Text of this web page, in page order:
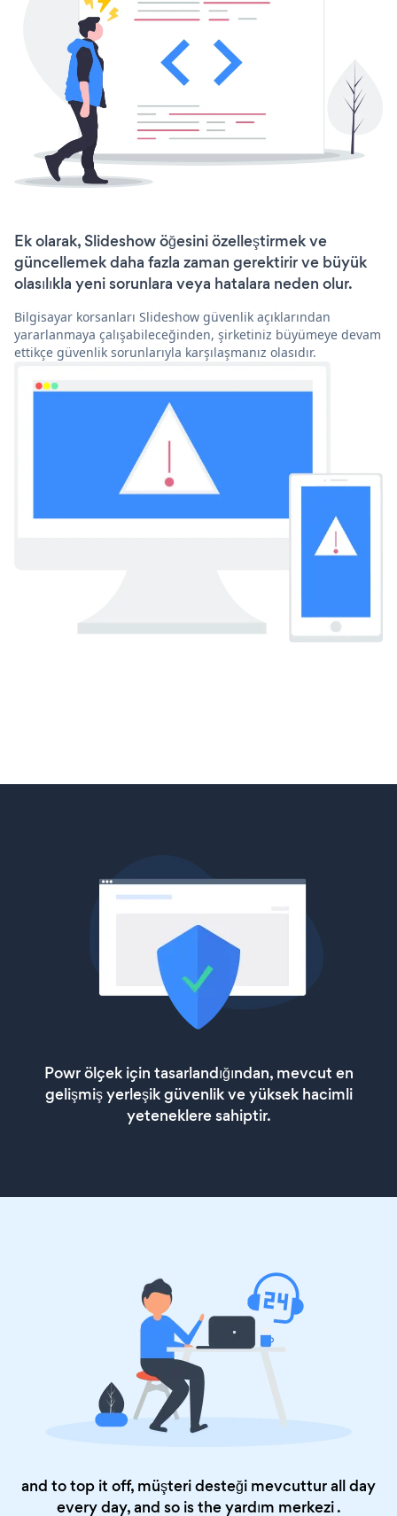
Ek olarak, Slideshow öğesini özelleştirmek ve
güncellemek daha fazla zaman gerektirir ve büyük
olasılıkla yeni sorunlara veya hatalara neden olur.
Bilgisayar korsanları Slideshow güvenlik açıklarından
yararlanmaya çalışabileceğinden, şirketiniz büyümeye devam
ettikçe güvenlik sorunlarıyla karşılaşmanız olasıdır.
Powr ölçek için tasarlandığından, mevcut en
gelişmiş yerleşik güvenlik ve yüksek hacimli
yeteneklere sahiptir.
and to top it off, müşteri desteği mevcuttur all day
every day, and so is theyardım merkezi.